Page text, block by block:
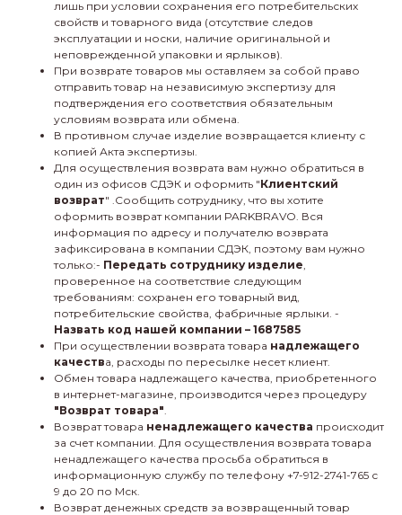
лишь при условии сохранения его потребительских
свойств и товарного вида (отсутствие следов
эксплуатации и носки, наличие оригинальной и
неповрежденной упаковки и ярлыков).
При возврате товаров мы оставляем за собой право
отправить товар на независимую экспертизу для
подтверждения его соответствия обязательным
условиям возврата или обмена.
В противном случае изделие возвращается клиенту с
копией Акта экспертизы.
Для осуществления возврата вам нужно обратиться в
один из офисов СДЭК и оформить "Клиентский
возврат" .Сообщить сотруднику, что вы хотите
оформить возврат компании PARKBRAVO. Вся
информация по адресу и получателю возврата
зафиксирована в компании СДЭК, поэтому вам нужно
только:- Передать сотруднику изделие,
проверенное на соответствие следующим
требованиям: сохранен его товарный вид,
потребительские свойства, фабричные ярлыки. -
Назвать код нашей компании – 1687585
При осуществлении возврата товара надлежащего
качества, расходы по пересылке несет клиент.
Обмен товара надлежащего качества, приобретенного
в интернет-магазине, производится через процедуру
"Возврат товара".
Возврат товара ненадлежащего качества происходит
за счет компании. Для осуществления возврата товара
ненадлежащего качества просьба обратиться в
информационную службу по телефону +7-912-2741-765 с
9 до 20 по Мск.
Возврат денежных средств за возвращенный товар